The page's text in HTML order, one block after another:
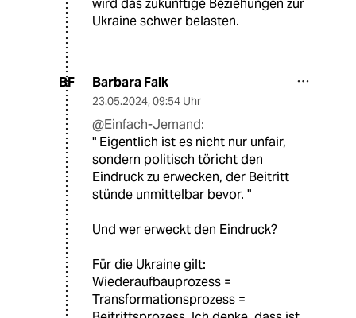
wird das zukünftige Beziehungen zur
Ukraine schwer belasten.
BF Barbara Falk
23.05.2024, 09:54 Uhr
@Einfach-Jemand:
" Eigentlich ist es nicht nur unfair,
sondern politisch töricht den
Eindruck zu erwecken, der Beitritt
stünde unmittelbar bevor. "
Und wer erweckt den Eindruck?
Für die Ukraine gilt:
Wiederaufbauprozess =
Transformationsprozess =